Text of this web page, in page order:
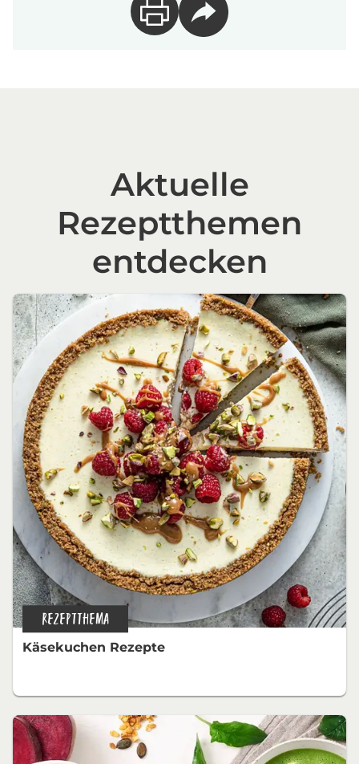
Aktuelle
Rezeptthemen
entdecken
REZEPTTHEMA
Käsekuchen Rezepte